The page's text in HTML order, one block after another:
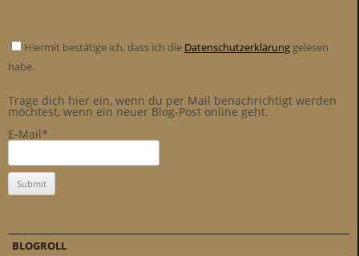
Hiermit bestätige ich, dass ich die Datenschutzerklärung gelesen
habe.
Trage dich hier ein, wenn du per Mail benachrichtigt werden
möchtest, wenn ein neuer Blog-Post online geht.
E-Mail*
BLOGROLL